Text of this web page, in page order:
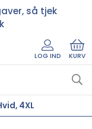
så tjek
LOG IND KURV
4XL